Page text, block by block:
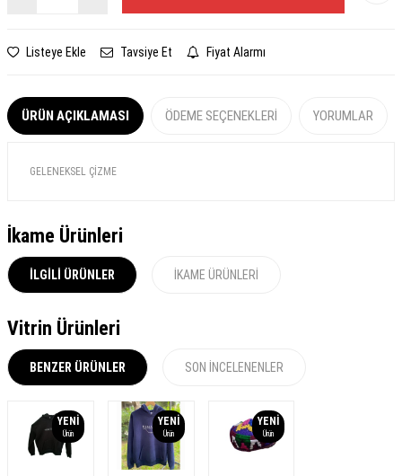
Listeye Ekle Tavsiye Et Fiyat Alarmı
ÜRÜN AÇIKLAMASI ÖDEME SEÇENEKLERI YORUMLAR
GELENEKSEL ÇİZME
İkame Ürünleri
İLGILI ÜRÜNLER İKAME ÜRÜNLERI
Vitrin Ürünleri
BENZER ÜRÜNLER SON İNCELENENLER
YENI
Ürün
YENI
Ürün
YENI
Ürün